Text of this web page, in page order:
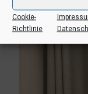
Cookie-
Richtlinie